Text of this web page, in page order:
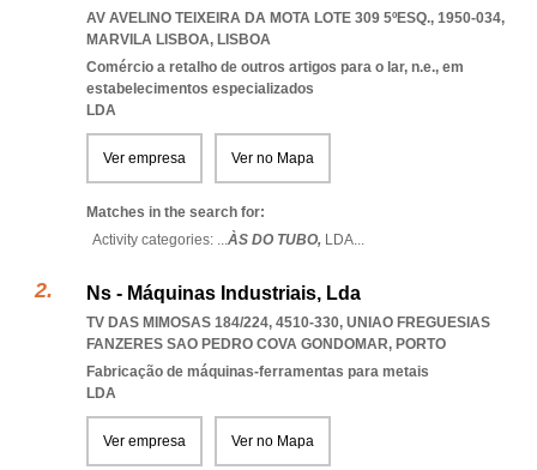
AV AVELINO TEIXEIRA DA MOTA LOTE 309 5ºESQ., 1950-034,
MARVILA LISBOA, LISBOA
Comércio a retalho de outros artigos para o lar, n.e., em
estabelecimentos especializados
LDA
Ver empresa Ver no Mapa
Matches in the search for:
Activity categories: ...ÀS DO TUBO, LDA...
Ns - Máquinas Industriais, Lda
TV DAS MIMOSAS 184/224, 4510-330, UNIAO FREGUESIAS
FANZERES SAO PEDRO COVA GONDOMAR, PORTO
Fabricação de máquinas-ferramentas para metais
LDA
Ver empresa Ver no Mapa